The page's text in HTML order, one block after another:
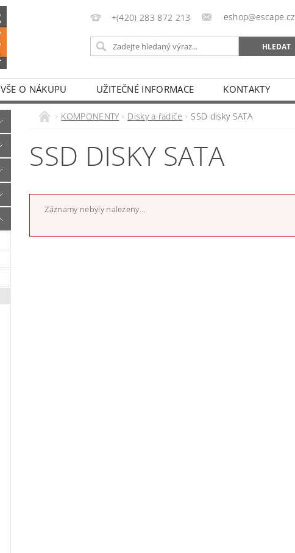
+(420) 283 872 213 eshop@escape.cz
VŠE O NÁKUPU UŽITEČNÉ INFORMACE KONTAKTY
KOMPONENTY Disky a řadiče SSD disky SATA
SSD DISKY SATA
Záznamy nebyly nalezeny...